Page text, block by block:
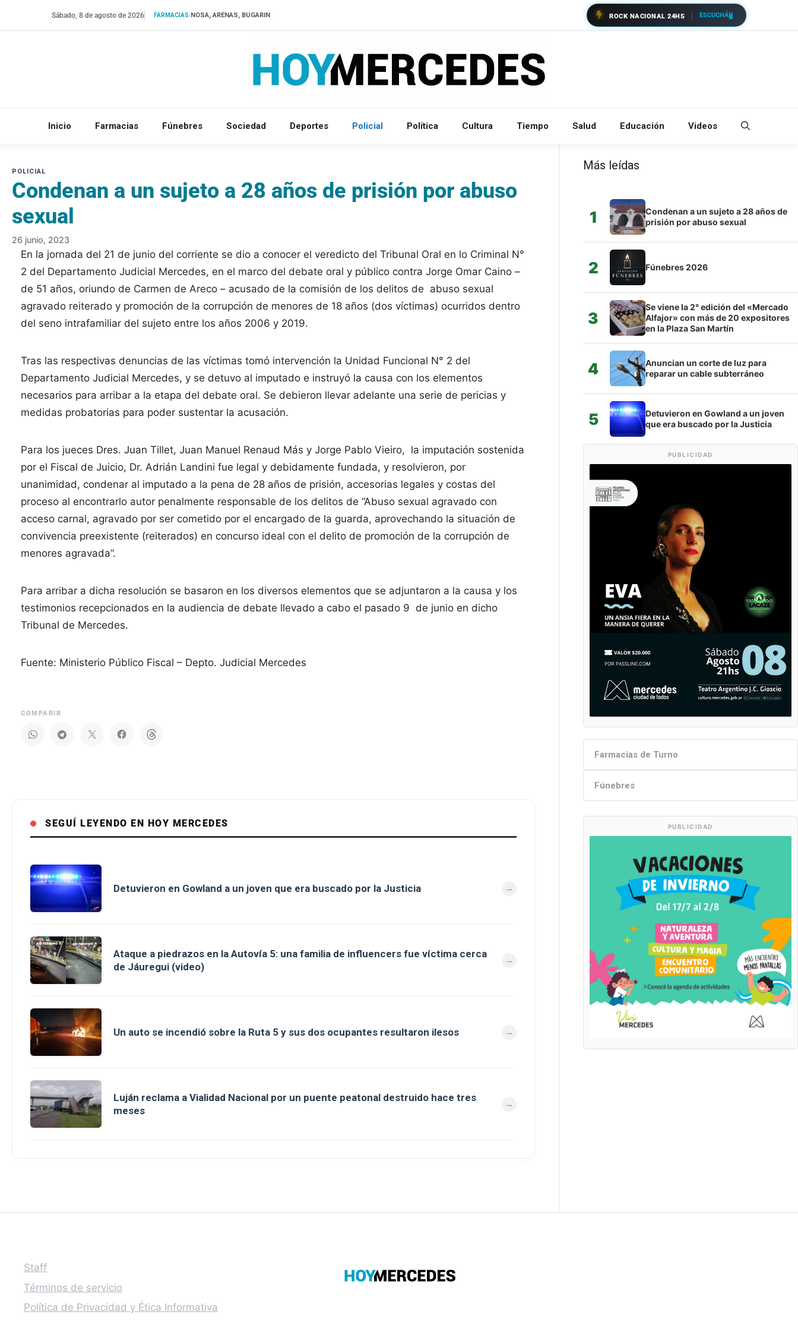
Sábado, 8 de agosto de 2026 FARMACIAS:NOSA, ARENAS, BUGARIN ROCK NACIONAL 24HS ESCUCHÁ
Inicio Farmacias Fúnebres Sociedad Deportes Policial Política Cultura Tiempo Salud Educación Videos
Condenan a un sujeto a 28 años de prisión por abuso
sexual
26 junio, 2023
En la jornada del 21 de junio del corriente se dio a conocer el veredicto del Tribunal Oral en lo Criminal N°
2 del Departamento Judicial Mercedes, en el marco del debate oral y público contra Jorge Omar Caino –
de 51 años, oriundo de Carmen de Areco – acusado de la comisión de los delitos de abuso sexual
agravado reiterado y promoción de la corrupción de menores de 18 años (dos víctimas) ocurridos dentro
del seno intrafamiliar del sujeto entre los años 2006 y 2019.
Tras las respectivas denuncias de las víctimas tomó intervención la Unidad Funcional N° 2 del
Departamento Judicial Mercedes, y se detuvo al imputado e instruyó la causa con los elementos
necesarios para arribar a la etapa del debate oral. Se debieron llevar adelante una serie de pericias y
medidas probatorias para poder sustentar la acusación.
Para los jueces Dres. Juan Tillet, Juan Manuel Renaud Más y Jorge Pablo Vieiro, la imputación sostenida
por el Fiscal de Juicio, Dr. Adrián Landini fue legal y debidamente fundada, y resolvieron, por
unanimidad, condenar al imputado a la pena de 28 años de prisión, accesorias legales y costas del
proceso al encontrarlo autor penalmente responsable de los delitos de “Abuso sexual agravado con
acceso carnal, agravado por ser cometido por el encargado de la guarda, aprovechando la situación de
convivencia preexistente (reiterados) en concurso ideal con el delito de promoción de la corrupción de
menores agravada”.
Para arribar a dicha resolución se basaron en los diversos elementos que se adjuntaron a la causa y los
testimonios recepcionados en la audiencia de debate llevado a cabo el pasado 9 de junio en dicho
Tribunal de Mercedes.
Fuente: Ministerio Público Fiscal – Depto. Judicial Mercedes
COMPARIR
SEGUÍ LEYENDO EN HOY MERCEDES
Detuvieron en Gowland a un joven que era buscado por la Justicia
Ataque a piedrazos en la Autovía 5: una familia de influencers fue víctima cerca
de Jáuregui (video)
Un auto se incendió sobre la Ruta 5 y sus dos ocupantes resultaron ilesos
Luján reclama a Vialidad Nacional por un puente peatonal destruido hace tres
meses
Más leídas
1
Condenan a un sujeto a 28 años de
prisión por abuso sexual
2 Fúnebres 2026
3
Se viene la 2° edición del «Mercado
Alfajor» con más de 20 expositores
en la Plaza San Martín
4
Anuncian un corte de luz para
reparar un cable subterráneo
5
Detuvieron en Gowland a un joven
que era buscado por la Justicia
PUBLICIDAD
Farmacias de Turno
Fúnebres
PUBLICIDAD
Staff
Términos de servicio
Política de Privacidad y Ética Informativa